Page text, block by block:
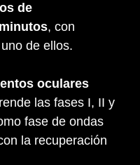
de
, con
de ellos.
oculares
las fases I, II y
fase de ondas
la recuperación